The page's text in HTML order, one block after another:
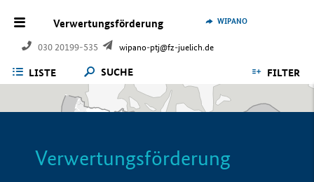
Verwertungsförderung
030 20199-535 wipano-ptj@fz-juelich.de
WIPANO
LISTE SUCHE FILTER
Verwertungsförderung